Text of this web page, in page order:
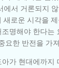
에서 거론되지
로운 시각을
명해야 한다는
요한 반전을 가
가 현대에까지